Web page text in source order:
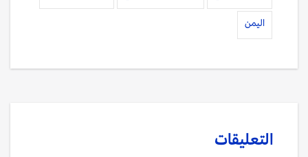
اليمن
التعليقات